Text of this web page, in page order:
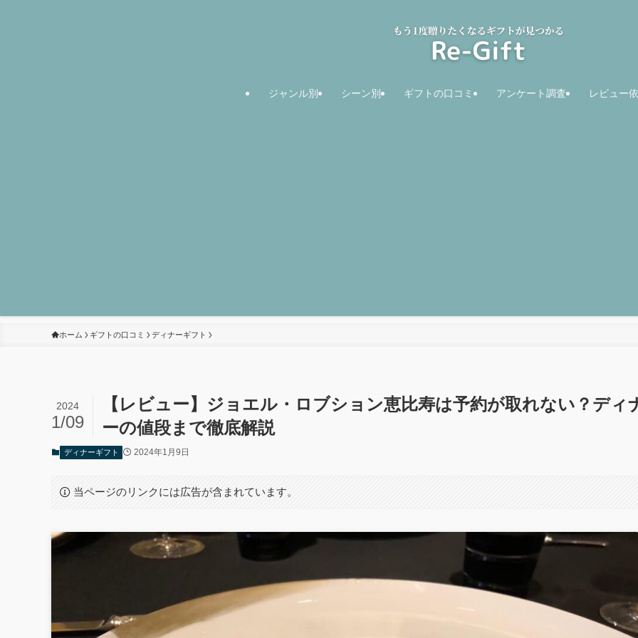
ジャンル別 シーン別 ギフトの口コミ アンケート調査 レビュー
ホーム ギフトの口コミ ディナーギフト
【レビュー】ジョエル・ロブション恵比寿は予約が取れない？ディ
ーの値段まで徹底解説
2024
1/09
ディナーギフト 2024年1月9日
当ページのリンクには広告が含まれています。